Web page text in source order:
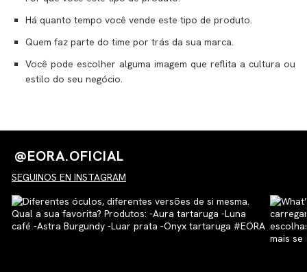
Há quanto tempo você vende este tipo de produto.
Quem faz parte do time por trás da sua marca.
Você pode escolher alguma imagem que reflita a cultura ou
estilo do seu negócio.
@EORA.OFICIAL
SEGUINOS EN INSTAGRAM